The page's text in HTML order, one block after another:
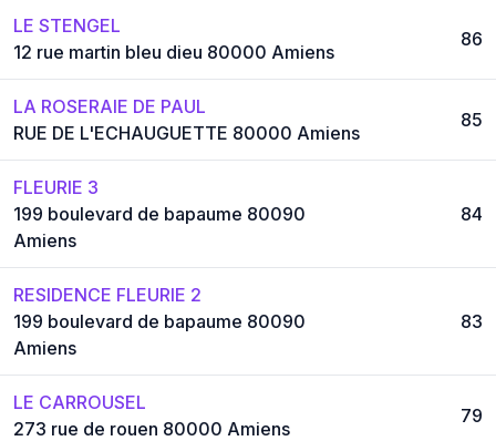
LE STENGEL
12 rue martin bleu dieu 80000 Amiens
86
LA ROSERAIE DE PAUL
RUE DE L'ECHAUGUETTE 80000 Amiens
85
FLEURIE 3
199 boulevard de bapaume 80090
Amiens
84
RESIDENCE FLEURIE 2
199 boulevard de bapaume 80090
Amiens
83
LE CARROUSEL
273 rue de rouen 80000 Amiens
79